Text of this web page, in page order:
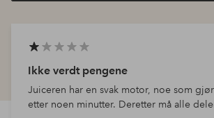
Ikke verdt pengene
Juiceren har en svak motor, noe som
etter noen minutter. Deretter må alle